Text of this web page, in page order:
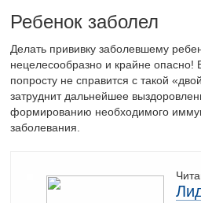
Ребенок заболел
Делать прививку заболевшему
нецелесообразно и крайне опасно!
попросту не справится с такой
затруднит дальнейшее
формированию необходимого
заболевания.